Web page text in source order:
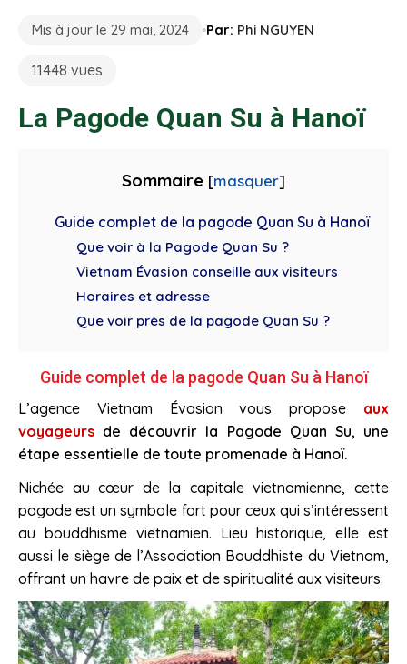
Mis à jour le 29 mai, 2024 Par: Phi NGUYEN
11448 vues
La Pagode Quan Su à Hanoï
Sommaire [masquer]
Guide complet de la pagode Quan Su à Hanoï
Que voir à la Pagode Quan Su ?
Vietnam Évasion conseille aux visiteurs
Horaires et adresse
Que voir près de la pagode Quan Su ?
Guide complet de la pagode Quan Su à Hanoï
L’agence Vietnam Évasion vous propose aux
voyageurs de découvrir la Pagode Quan Su, une
étape essentielle de toute promenade à Hanoï.
Nichée au cœur de la capitale vietnamienne, cette
pagode est un symbole fort pour ceux qui s’intéressent
au bouddhisme vietnamien. Lieu historique, elle est
aussi le siège de l’Association Bouddhiste du Vietnam,
offrant un havre de paix et de spiritualité aux visiteurs.